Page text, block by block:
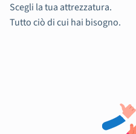
Scegli la tua attrezzatura.
Tutto ciò di cui hai bisogno.